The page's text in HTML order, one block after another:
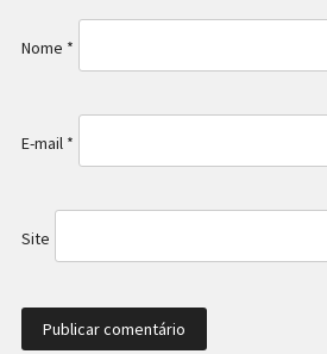
Nome *
E-mail *
Site